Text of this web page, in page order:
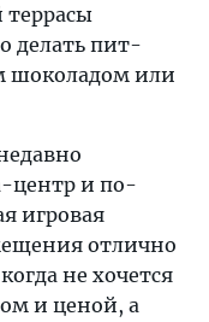
террасы
делать пит-
шоколадом или
центр и по-
игровая
отлично
не хочется
и ценой, а